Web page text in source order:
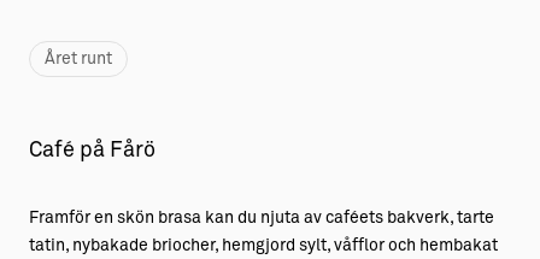
Gotlands kulturarv
→ Bygga hus
Året runt
Café på Fårö
Framför en skön brasa kan du njuta av caféets bakverk, tarte
tatin, nybakade briocher, hemgjord sylt, våfflor och hembakat